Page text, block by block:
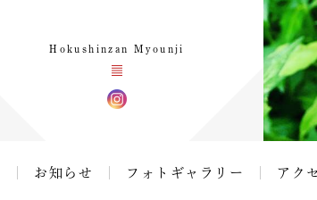
Hokushinzan Myounji
お知らせ フォトギャラリー アク